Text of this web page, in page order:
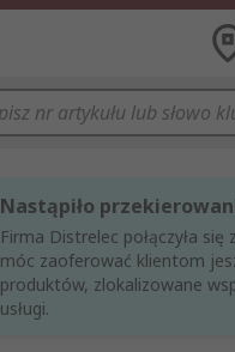
Nastąpiło
Firma Distrelec połączyła się
móc zaoferować klientom
produktów, zlokalizowane
usługi.